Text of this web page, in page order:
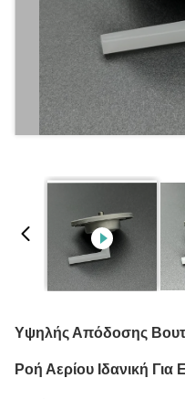
Υψηλής Απόδοσης
Ροή Αερίου Ιδανική